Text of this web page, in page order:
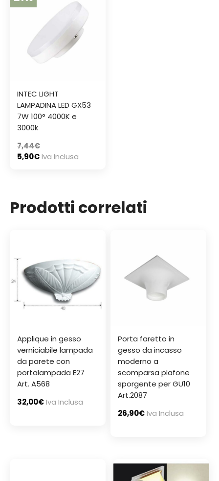
INTEC LIGHT
LAMPADINA LED GX53
7W 100° 4000K e
3000k
7,44€
5,90€Iva Inclusa
Prodotti correlati
Applique in gesso
verniciabile lampada
da parete con
portalampada E27
Art. A568
32,00€Iva Inclusa
Porta faretto in
gesso da incasso
moderno a
scomparsa plafone
sporgente per GU10
Art.2087
26,90€Iva Inclusa